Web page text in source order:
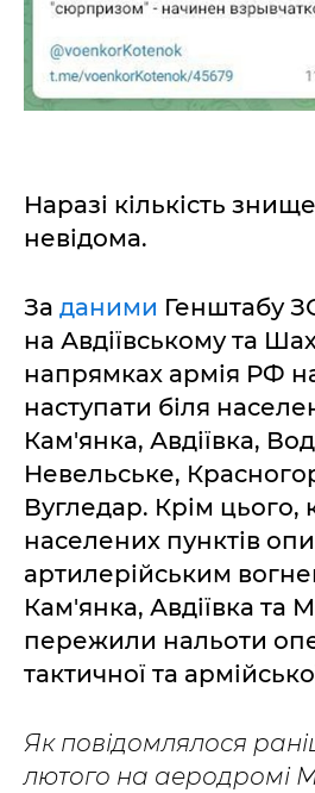
Наразі кількість
невідома.
За даними Генштабу
на Авдіївському та
напрямках армія РФ
наступати біля
Кам'янка, Авдіївка,
Невельське,
Вугледар. Крім цього,
населених пунктів
артилерійським
Кам'янка, Авдіївка та
пережили нальоти
тактичної та
Як повідомлялося
лютого на аеродромі